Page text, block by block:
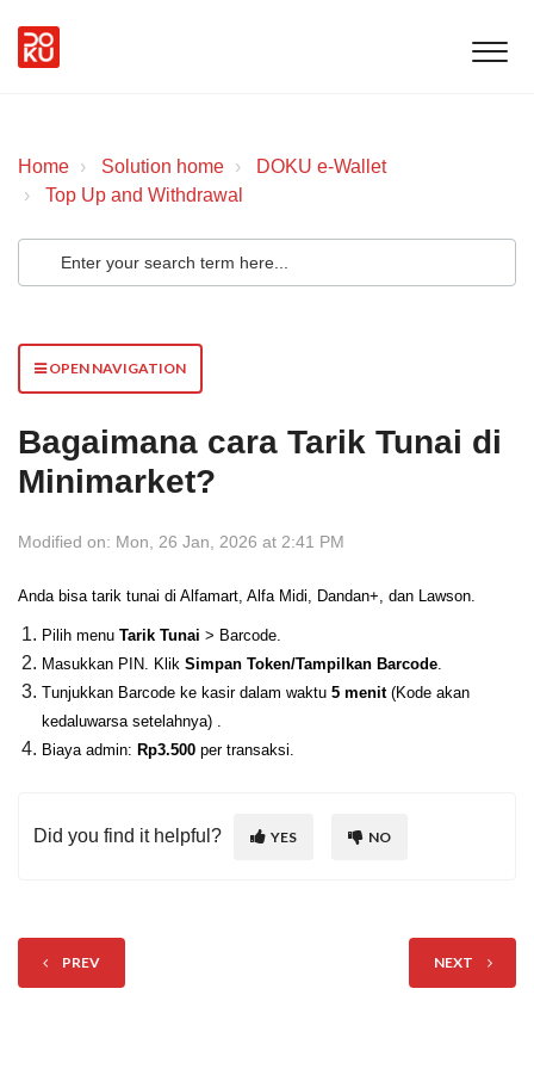
Home Solution home
DOKU e-Wallet
Top Up and Withdrawal
OPEN NAVIGATION
Bagaimana cara Tarik Tunai di
Minimarket?
Modified on: Mon, 26 Jan, 2026 at 2:41 PM
Anda bisa tarik tunai di Alfamart, Alfa Midi, Dandan+, dan Lawson.
Pilih menu Tarik Tunai > Barcode.
Masukkan PIN. Klik Simpan Token/Tampilkan Barcode.
Tunjukkan Barcode ke kasir dalam waktu 5 menit(Kode akan
kedaluwarsa setelahnya) .
Biaya admin: Rp3.500 per transaksi.
Did you find it helpful? YES NO
PREV NEXT